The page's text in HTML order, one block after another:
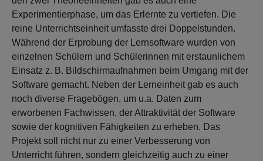
Experimentierphase, um das Erlernte zu vertiefen. Die
reine Unterrichtseinheit umfasste drei Doppelstunden.
Während der Erprobung der Lernsoftware wurden von
einzelnen Schülern und Schülerinnen mit erstaunlichem
Einsatz z. B. Bildschirmaufnahmen beim Umgang mit der
Software gemacht. Neben der Lerneinheit gab es auch
noch diverse Fragebögen, um u.a. Daten zum
erworbenen Fachwissen, der Attraktivität der Software
sowie der kognitiven Fähigkeiten zu erheben. Das
Projekt soll nicht nur zu einer Verbesserung von
Unterricht führen, sondern gleichzeitig auch zu einer